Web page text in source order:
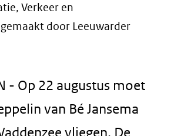
Verkeer en
door Leeuwarder
- Op 22 augustus moet
van Bé Jansema
vliegen. De